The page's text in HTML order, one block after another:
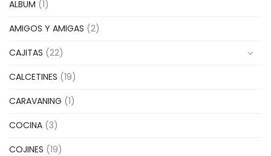
ALBUM (1)
AMIGOS Y AMIGAS (2)
CAJITAS (22)
CALCETINES (19)
CARAVANING (1)
COCINA (3)
COJINES (19)